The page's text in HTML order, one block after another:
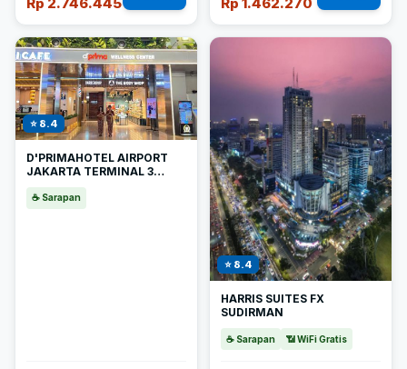
Rp 2.746.445 Rp 1.462.270
⭐ 8.4
D'PRIMAHOTEL AIRPORT
JAKARTA TERMINAL 3
☕ Sarapan
⭐ 8.4
HARRIS SUITES FX
SUDIRMAN
☕ Sarapan 📶 WiFi Gratis